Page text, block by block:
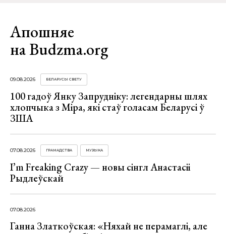
Апошняе
на Budzma.org
09.08.2026 БЕЛАРУСЫ СВЕТУ
100 гадоў Янку Запрудніку: легендарны шлях
хлопчыка з Міра, які стаў голасам Беларусі ў
ЗША
07.08.2026 ГРАМАДСТВА МУЗЫКА
I’m Freaking Crazy — новы сінгл Анастасіі
Рыдлеўскай
07.08.2026
Ганна Златкоўская: «Няхай не перамаглі, але